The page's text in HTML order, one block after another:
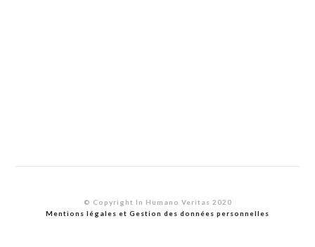
© Copyright In Humano Veritas 2020
Mentions légales et Gestion des données personnelles